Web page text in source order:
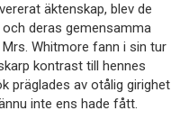
äktenskap, blev de
deras gemensamma
Whitmore fann i sin tur
kontrast till hennes
präglades av otålig girighet
inte ens hade fått.